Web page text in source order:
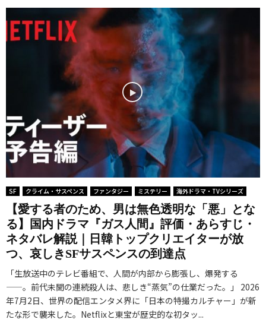
ョ
ン
『
S
r
a
r
s
a
u
・
・
ネ
タ
バ
解
説
｜
世
界
を
熱
狂
『
ウ
ェ
ン
ズ
デ
ー
』
評
価
あ
ら
す
じ
・
ネ
タ
バ
レ
ド
ラ
マ
ニ
メ
『
タ
コ
ピ
の
原
罪
』
評
価
・
ス
タ
ー
ト
レ
ッ
ク
：
ス
ト
ン
ジ
・
ニ
ュ
ー
・
ワ
ー
ル
SF クライム・サスペンス ファンタジー ミステリー 海外ドラマ・TVシリーズ
【愛する者のため、男は無色透明な「悪」とな
る】国内ドラマ『ガス人間』評価・あらすじ・
ネタバレ解説｜日韓トップクリエイターが放
つ、哀しきSFサスペンスの到達点
「生放送中のテレビ番組で、人間が内部から膨張し、爆発する
——。前代未聞の連続殺人は、悲しき“蒸気”の仕業だった。」 2026
年7月2日、世界の配信エンタメ界に「日本の特撮カルチャー」が新
たな形で襲来した。Netflixと東宝が歴史的な初タッ...